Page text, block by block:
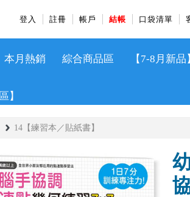
登入 註冊 帳戶 結帳 口袋清單
本月熱銷 綜合商品區 【7-8月新品
】
14【練習本／貼紙書】